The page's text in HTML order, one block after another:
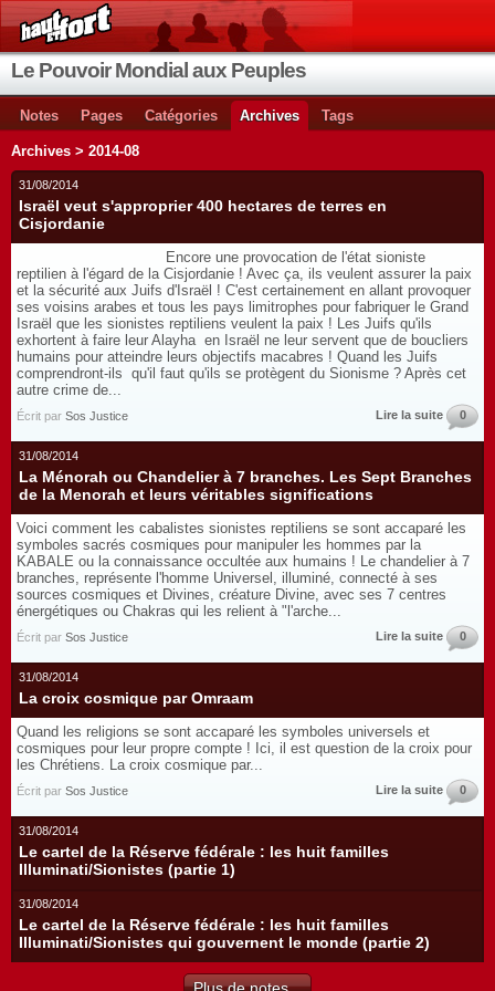
Le Pouvoir Mondial aux Peuples
Notes Pages Catégories Archives Tags
Archives > 2014-08
31/08/2014
Israël veut s'approprier 400 hectares de terres en
Cisjordanie
Encore une provocation de l'état sioniste
reptilien à l'égard de la Cisjordanie ! Avec ça, ils veulent assurer la paix
et la sécurité aux Juifs d'Israël ! C'est certainement en allant provoquer
ses voisins arabes et tous les pays limitrophes pour fabriquer le Grand
Israël que les sionistes reptiliens veulent la paix ! Les Juifs qu'ils
exhortent à faire leur Alayha en Israël ne leur servent que de boucliers
humains pour atteindre leurs objectifs macabres ! Quand les Juifs
comprendront-ils qu'il faut qu'ils se protègent du Sionisme ? Après cet
autre crime de...
Écrit par Sos Justice Lire la suite 0
31/08/2014
La Ménorah ou Chandelier à 7 branches. Les Sept Branches
de la Menorah et leurs véritables significations
Voici comment les cabalistes sionistes reptiliens se sont accaparé les
symboles sacrés cosmiques pour manipuler les hommes par la
KABALE ou la connaissance occultée aux humains ! Le chandelier à 7
branches, représente l'homme Universel, illuminé, connecté à ses
sources cosmiques et Divines, créature Divine, avec ses 7 centres
énergétiques ou Chakras qui les relient à "l'arche...
Écrit par Sos Justice Lire la suite 0
31/08/2014
La croix cosmique par Omraam
Quand les religions se sont accaparé les symboles universels et
cosmiques pour leur propre compte ! Ici, il est question de la croix pour
les Chrétiens. La croix cosmique par...
Écrit par Sos Justice Lire la suite 0
31/08/2014
Le cartel de la Réserve fédérale : les huit familles
Illuminati/Sionistes (partie 1)
31/08/2014
Le cartel de la Réserve fédérale : les huit familles
Illuminati/Sionistes qui gouvernent le monde (partie 2)